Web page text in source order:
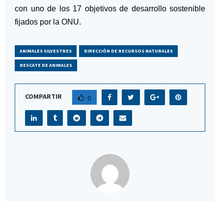
con uno de los 17 objetivos de desarrollo sostenible
fijados por la ONU.
ANIMALES SILVESTRES DIRECCIÓN DE RECURSOS NATURALES
RESCATE DE ANIMALES
COMPARTIR 0